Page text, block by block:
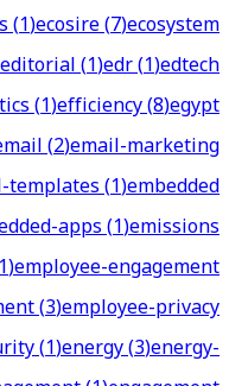
(1)ecosire(7)ecosystem
editorial(1)edr(1)edtech
(1)efficiency(8)egypt
(2)email-marketing
templates(1)embedded
apps(1)emissions
)employee-engagement
(3)employee-privacy
(1)energy(3)energy-